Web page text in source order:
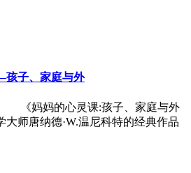
子、家庭与外
《妈妈的心灵课:孩子、家庭与外
师唐纳德·W.温尼科特的经典作品